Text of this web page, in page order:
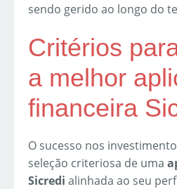
sendo gerido ao longo do
Critérios
a melhor
financeira
O sucesso nos
seleção criteriosa de uma
Sicredi alinhada ao seu